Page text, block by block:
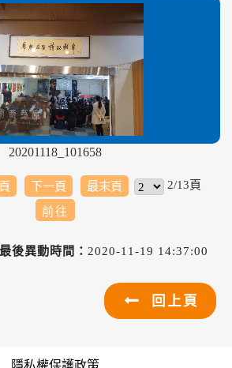
20201118_101658
下一頁 最末頁 2/13頁
最後異動時間： 2020-11-19 14:37:00
回上頁
隱私權保護政策